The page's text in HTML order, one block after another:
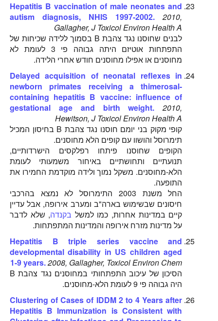
Hepatitis B vaccination of male neonates and
autism diagnosis, NHIS 1997-2002.
2010,
Gallagher, J Toxicol Environ Health A
לבנים שחוסנו נגד צהבת B בסמוך ללידה שכיחות של
התפתחות אוטיזם היתה גבוהה פי 3 לעומת לא
מחוסנים או אפילו מחוסנים חודש אחרי הלידה.
Delayed acquisition of neonatal reflexes in
newborn primates receiving a thimerosal-
containing hepatitis B vaccine: influence of
gestational age and birth weight.
2010,
Hewitson, J Toxicol Environ Health A
קופי מקוק בני יומם חוסנו נגד צהבת B בחיסון המכיל
תימרוסל והושוו עם קופים הלא מחוסנים.
הקופים שחוסנו פיתחו רפלקסים הישרדותיים,
תנועתיים ותחושתיים באיחור משמעותי לעומת
הלא-מחוסנים. משקל נמוך ולידה מוקדמת החמירו את
התופעה.
החל משנת 2003 התימרוסל לא נמצא בהרכבי
חיסונים שבשימוש בארה"ב ומערב אירופה, אבל עדיין
קיים במדינות אחרות, כמו למשל בקנדה, שלא לדבר
על מדינות מזרח אירופה והמדינות המתפתחות.
Hepatitis B triple series vaccine and
developmental disability in US children aged
1-9 years.2008, Gallagher, Toxicol Environ Chem
הסיכון של עיכוב התפתחותי במחוסנים נגד צהבת B
היה גבוהה פי 9 לעומת הלא-מחוסנים.
Clustering of Cases of IDDM 2 to 4 Years after
Hepatitis B Immunization is Consistent with